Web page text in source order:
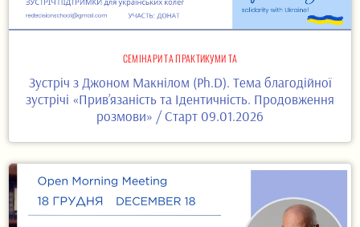
СЕМІНАРИ ТА ПРАКТИКУМИ ТА
Зустріч з Джоном Макнілом (Ph.D). Тема благодійної
зустрічі «Прив’язаність та Ідентичність. Продовження
розмови» / Старт 09.01.2026